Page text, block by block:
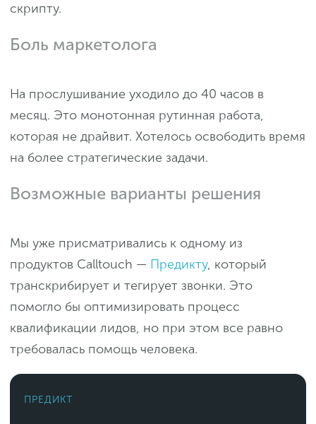
скрипту.
Боль маркетолога
На прослушивание уходило до 40 часов в
месяц. Это монотонная рутинная работа,
которая не драйвит. Хотелось освободить время
на более стратегические задачи.
Возможные варианты решения
Мы уже присматривались к одному из
продуктов Calltouch — Предикту, который
транскрибирует и тегирует звонки. Это
помогло бы оптимизировать процесс
квалификации лидов, но при этом все равно
требовалась помощь человека.
ПРЕДИКТ